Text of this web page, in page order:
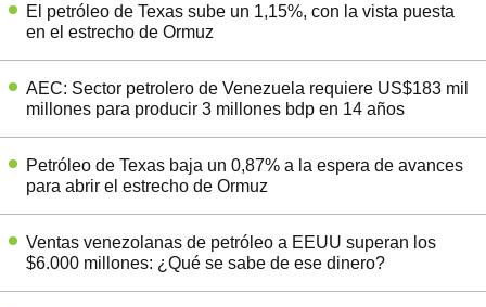
El petróleo de Texas sube un 1,15%, con la vista puesta
en el estrecho de Ormuz
AEC: Sector petrolero de Venezuela requiere US$183 mil
millones para producir 3 millones bdp en 14 años
Petróleo de Texas baja un 0,87% a la espera de avances
para abrir el estrecho de Ormuz
Ventas venezolanas de petróleo a EEUU superan los
$6.000 millones: ¿Qué se sabe de ese dinero?